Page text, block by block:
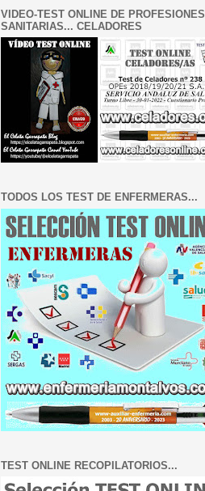
VIDEO-TEST ONLINE DE PROFESIONES
SANITARIAS... CELADORES
TODOS LOS TEST DE ENFERMERAS...
TEST ONLINE RECOPILATORIOS...